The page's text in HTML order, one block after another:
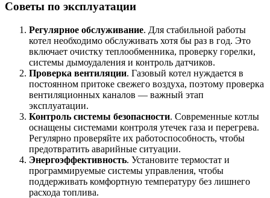
Советы по эксплуатации
Регулярное обслуживание. Для стабильной работы
котел необходимо обслуживать хотя бы раз в год. Это
включает очистку теплообменника, проверку горелки,
системы дымоудаления и контроль датчиков.
Проверка вентиляции. Газовый котел нуждается в
постоянном притоке свежего воздуха, поэтому проверка
вентиляционных каналов — важный этап
эксплуатации.
Контроль системы безопасности. Современные котлы
оснащены системами контроля утечек газа и перегрева.
Регулярно проверяйте их работоспособность, чтобы
предотвратить аварийные ситуации.
Энергоэффективность. Установите термостат и
программируемые системы управления, чтобы
поддерживать комфортную температуру без лишнего
расхода топлива.